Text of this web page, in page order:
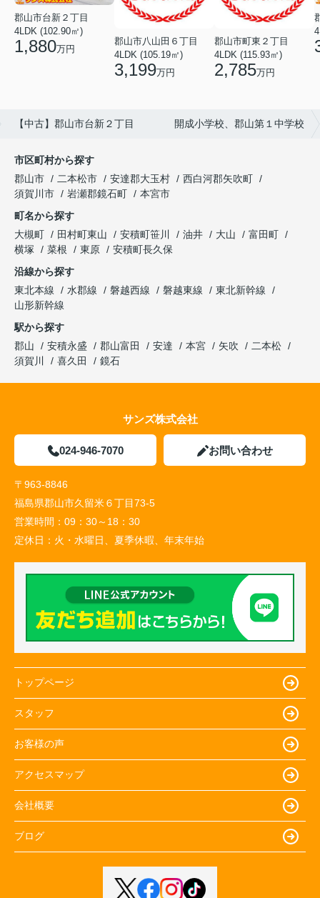
郡山市台新２丁目
4LDK (102.90㎡)
1,880万円
郡山市八山田６丁目
4LDK (105.19㎡)
3,199万円
郡山市町東２丁目
4LDK (115.93㎡)
2,785万円
【中古】郡山市台新２丁目 開成小学校、郡山第１中学校
市区町村から探す
郡山市
二本松市 安達郡大玉村
西白河郡矢吹町
須賀川市
岩瀬郡鏡石町
本宮市
町名から探す
大槻町
田村町東山 安積町笹川 油井 大山
富田町
横塚
菜根 東原
安積町長久保
沿線から探す
東北本線
水郡線 磐越西線 磐越東線
東北新幹線
山形新幹線
駅から探す
郡山
安積永盛 郡山富田 安達 本宮 矢吹
二本松
須賀川
喜久田 鏡石
サンズ株式会社
024-946-7070 お問い合わせ
〒963-8846
福島県郡山市久留米６丁目73-5
営業時間： 09：30～18：30
定休日： 火・水曜日、夏季休暇、年末年始
トップページ
スタッフ
お客様の声
アクセスマップ
会社概要
ブログ